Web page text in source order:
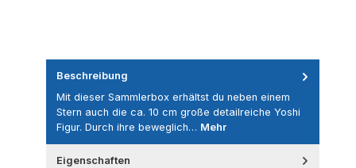
Beschreibung
Mit dieser Sammlerbox erhältst du neben einem
Stern auch die ca. 10 cm große detailreiche Yoshi
Figur. Durch ihre beweglich… Mehr
Eigenschaften